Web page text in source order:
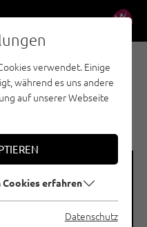
- ÖTZTAL
/ MIX
🞱
Seehöhe
1280 - 1340 M
verwendet. Einige
während es uns andere
auf unserer Webseite
Cookies erfahren
Datenschutz